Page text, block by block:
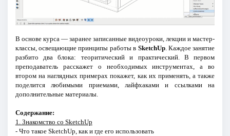
В основе курса — заранее записанные видеоуроки, лекции и мастер-
классы, освещающие принципы работы в SketchUp. Каждое занятие
разбито два блока: теоритический и практический. В первом
преподаватель расскажет о необходимых инструментах, а во
втором на наглядных примерах покажет, как их применять, а также
поделится любимыми приемами, лайфхаками и ссылками на
дополнительные материалы.
Содержание:
1. Знакомство со SketchUp
- Что такое SketchUp, как и где его использовать